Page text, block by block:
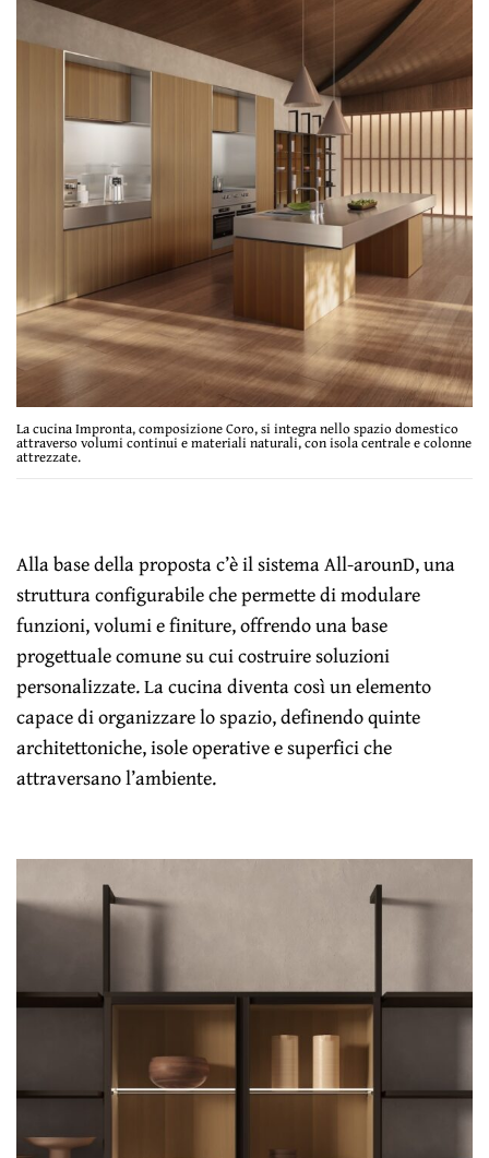
La cucina Impronta, composizione Coro, si integra nello spazio domestico
attraverso volumi continui e materiali naturali, con isola centrale e colonne
attrezzate.
Alla base della proposta c’è il sistema All-arounD, una
struttura configurabile che permette di modulare
funzioni, volumi e finiture, offrendo una base
progettuale comune su cui costruire soluzioni
personalizzate. La cucina diventa così un elemento
capace di organizzare lo spazio, definendo quinte
architettoniche, isole operative e superfici che
attraversano l’ambiente.